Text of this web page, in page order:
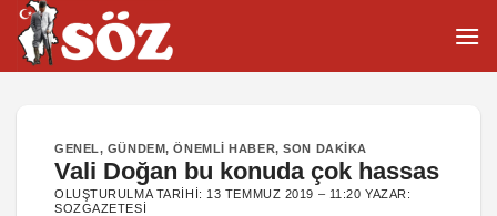
İçeriğe
atla
GENEL, GÜNDEM,ÖNEMLI HABER,SON DAKIKA
Vali Doğan bu konuda çok hassas
OLUŞTURULMA TARIHI: 13 TEMMUZ 2019 – 11:20 YAZAR:
SOZGAZETESI